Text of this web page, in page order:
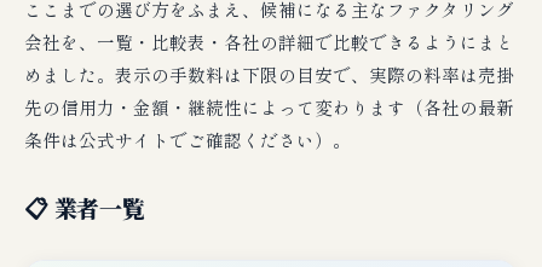
ここまでの選び方をふまえ、候補になる主なファクタリング
会社を、一覧・比較表・各社の詳細で比較できるようにまと
めました。表示の手数料は下限の目安で、実際の料率は売掛
先の信用力・金額・継続性によって変わります（各社の最新
条件は公式サイトでご確認ください）。
📋 業者一覧